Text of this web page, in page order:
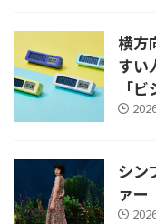
横方
すい
「
シン
ァー